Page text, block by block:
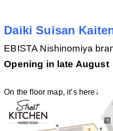
Daiki Suisan
EBISTA Nishinomiya
Opening in late August
On the floor map, it’s here↓